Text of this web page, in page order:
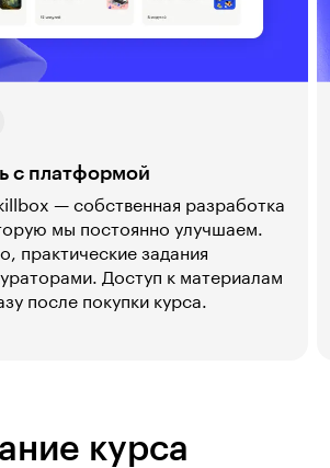
с платформой
— собственная разработка
мы постоянно улучшаем.
практические задания
Доступ к материалам
после покупки курса.
курса